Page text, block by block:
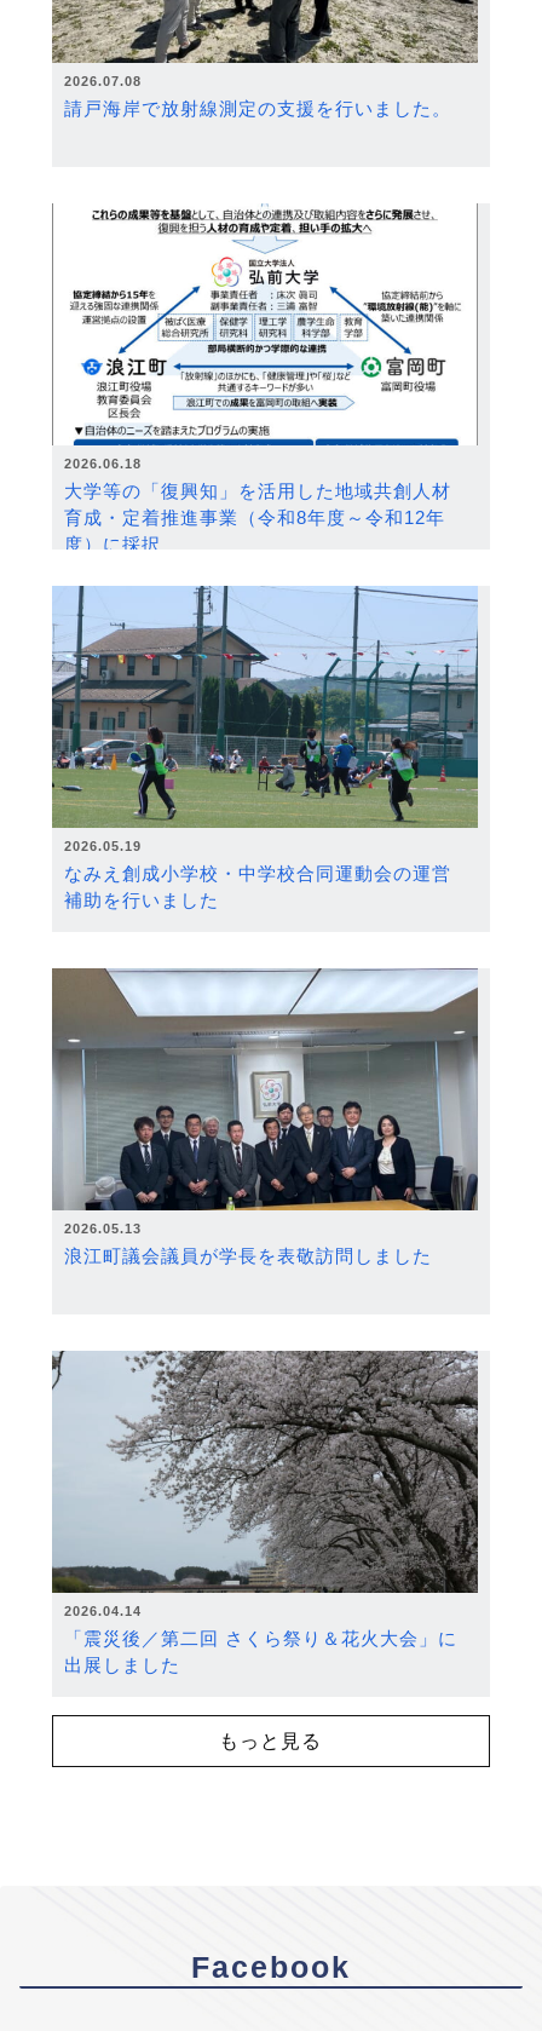
2026.07.08
請戸海岸で放射線測定の支援を行いました。
2026.06.18
大学等の「復興知」を活用した地域共創人材
育成・定着推進事業（令和8年度～令和12年
度）に採択
2026.05.19
なみえ創成小学校・中学校合同運動会の運営
補助を行いました
2026.05.13
浪江町議会議員が学長を表敬訪問しました
2026.04.14
「震災後／第二回 さくら祭り＆花火大会」に
出展しました
もっと見る
Facebook